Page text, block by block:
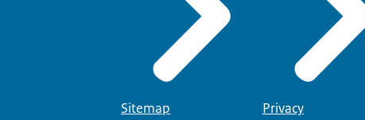
Sitemap Privacy